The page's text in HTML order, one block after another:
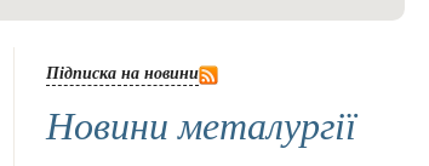
Підписка на новини
Новини металургії